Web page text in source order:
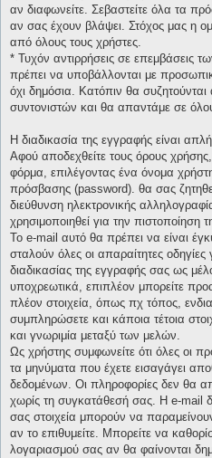
αν διαφωνείτε. Σεβαστείτε όλα τα
αν σας έχουν βλάψει. Στόχος μας η
από όλους τους χρήστες.
* Τυχόν αντιρρήσεις σε επεμβάσεις
πρέπει να υποβάλλονται με
όχι δημόσια. Κατόπιν θα
συντονιστών και θα απαντάμε σε
Η διαδικασία της εγγραφής είναι
Αφού αποδεχθείτε τους όρους
φόρμα, επιλέγοντας ένα όνομα
πρόσβασης (password). θα σας
διεύθυνση ηλεκτρονικής
χρησιμοποιηθεί για την πιστοποίηση
Το e-mail αυτό θα πρέπει να είναι
σταλούν όλες οι απαραίτητες
διαδικασίας της εγγραφής σας ως
υποχρεωτικά, επιπλέον μπορείτε
πλέον στοιχεία, όπως πχ τόπος,
συμπληρώσετε και κάποια τέτοια
και γνωριμία μεταξύ των μελών.
Ως χρήστης συμφωνείτε ότι όλες οι
τα μηνύματα που έχετε εισαγάγει
δεδομένων. Οι πληροφορίες δεν θα
χωρίς τη συγκατάθεσή σας. Η e-mail
σας στοιχεία μπορούν να
αν το επιθυμείτε. Μπορείτε να
λογαριασμού σας αν θα φαίνονται